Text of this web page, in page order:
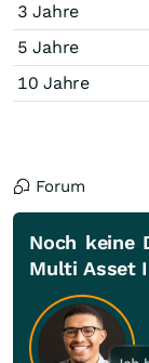
3 Jahre
5 Jahre
10 Jahre
Forum
Noch keine
Multi Asset